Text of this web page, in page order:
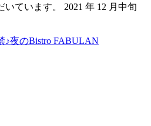
ています。 2021 年 12 月中旬